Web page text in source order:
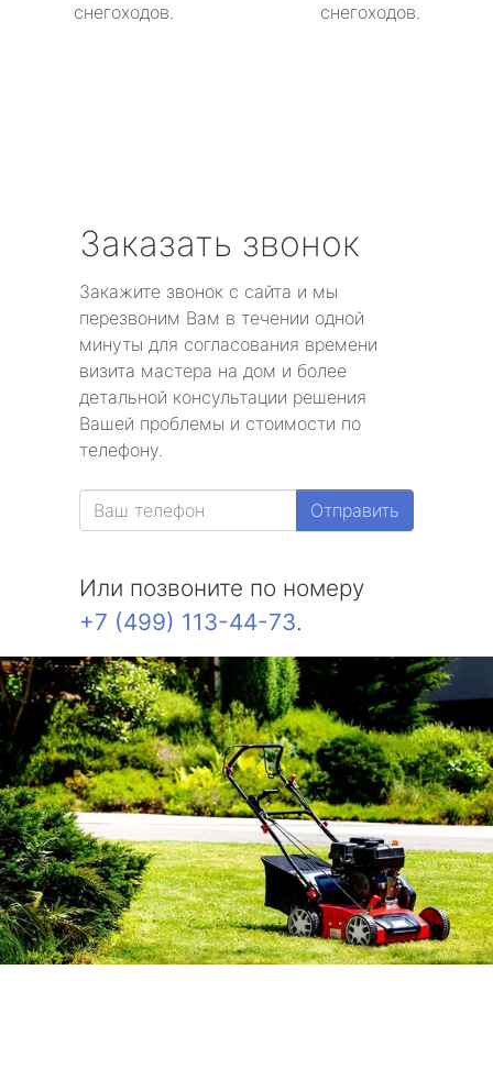
снегоходов.
снегоходов.
Заказать звонок
Закажите звонок с сайта и мы
перезвоним Вам в течении одной
минуты для согласования времени
визита мастера на дом и более
детальной консультации решения
Вашей проблемы и стоимости по
телефону.
Отправить
Или позвоните по номеру
+7 (499) 113-44-73.